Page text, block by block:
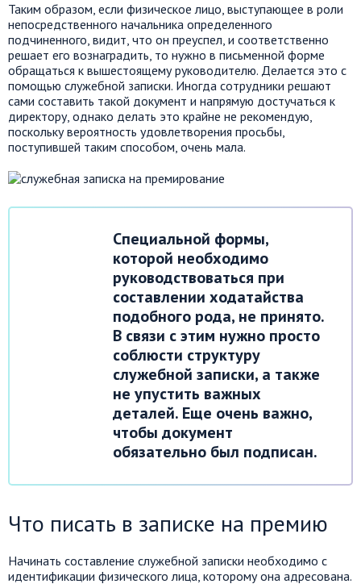
Таким образом, если физическое лицо, выступающее в роли
непосредственного начальника определенного
подчиненного, видит, что он преуспел, и соответственно
решает его вознаградить, то нужно в письменной форме
обращаться к вышестоящему руководителю. Делается это с
помощью служебной записки. Иногда сотрудники решают
сами составить такой документ и напрямую достучаться к
директору, однако делать это крайне не рекомендую,
поскольку вероятность удовлетворения просьбы,
поступившей таким способом, очень мала.
Специальной формы,
которой необходимо
руководствоваться при
составлении ходатайства
подобного рода, не принято.
В связи с этим нужно просто
соблюсти структуру
служебной записки, а также
не упустить важных
деталей. Еще очень важно,
чтобы документ
обязательно был подписан.
Что писать в записке на премию
Начинать составление служебной записки необходимо с
идентификации физического лица, которому она адресована.